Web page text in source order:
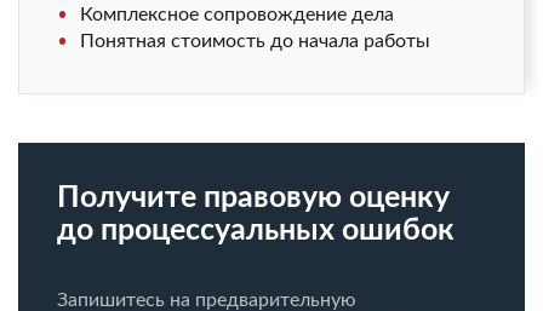
Комплексное сопровождение дела
Понятная стоимость до начала работы
Получите правовую оценку
до процессуальных ошибок
Запишитесь на предварительную